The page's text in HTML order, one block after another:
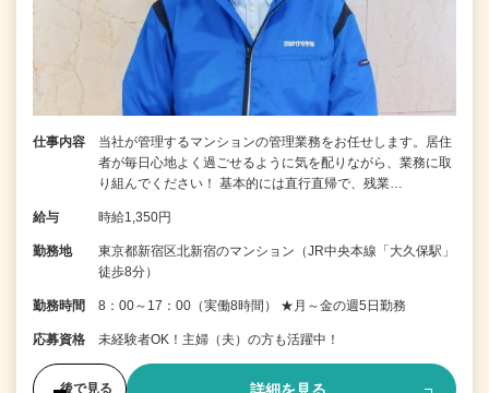
仕事内容
当社が管理するマンションの管理業務をお任せします。居住
者が毎日心地よく過ごせるように気を配りながら、業務に取
り組んでください！ 基本的には直行直帰で、残業…
給与 時給1,350円
勤務地
東京都新宿区北新宿のマンション（JR中央本線「大久保駅」
徒歩8分）
勤務時間 8：00～17：00（実働8時間） ★月～金の週5日勤務
応募資格 未経験者OK！主婦（夫）の方も活躍中！
後で見る